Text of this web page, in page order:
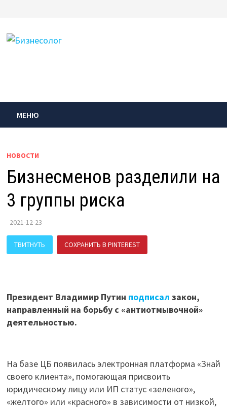
содержимому
МЕНЮ
НОВОСТИ
Бизнесменов разделили на
3 группы риска
2021-12-23
ТВИТНУТЬ СОХРАНИТЬ В PINTEREST
Президент Владимир Путин подписал закон,
направленный на борьбу с «антиотмывочной»
деятельностью.
На базе ЦБ появилась электронная платформа «Знай
своего клиента», помогающая присвоить
юридическому лицу или ИП статус «зеленого»,
«желтого» или «красного» в зависимости от низкой,